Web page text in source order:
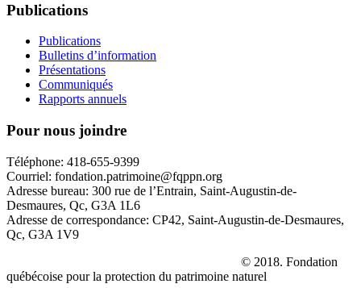
Publications
Publications
Bulletins d’information
Présentations
Communiqués
Rapports annuels
Pour nous joindre
Téléphone: 418-655-9399
Courriel: fondation.patrimoine@fqppn.org
Adresse bureau: 300 rue de l’Entrain, Saint-Augustin-de-
Desmaures, Qc, G3A 1L6
Adresse de correspondance: CP42, Saint-Augustin-de-Desmaures,
Qc, G3A 1V9
© 2018. Fondation
québécoise pour la protection du patrimoine naturel